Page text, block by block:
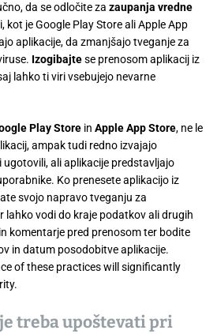
da se odločite za zaupanja vredne
kot je Google Play Store ali Apple App
aplikacije, da zmanjšajo tveganje za
Izogibajtese prenosom aplikacij iz
lahko ti viri vsebujejo nevarne
Play Store in Apple App Store, ne le
ampak tudi redno izvajajo
ugotovili, ali aplikacije predstavljajo
Ko prenesete aplikacijo iz
svojo napravo tveganju za
lahko vodi do kraje podatkov ali drugih
in komentarje pred prenosom ter bodite
in datum posodobitve aplikacije.
of these practices will significantly
treba upoštevati pri